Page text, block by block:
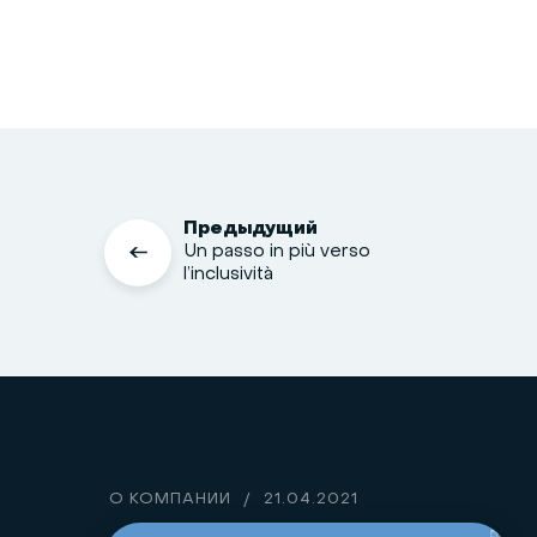
Предыдущий
Un passo in più verso
l’inclusività
О КОМПАНИИ / 21.04.2021